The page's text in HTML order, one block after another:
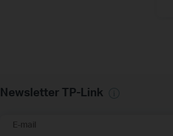
Newsletter TP-Link
E-mail